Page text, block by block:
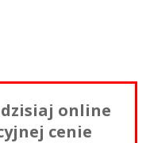
online
cenie